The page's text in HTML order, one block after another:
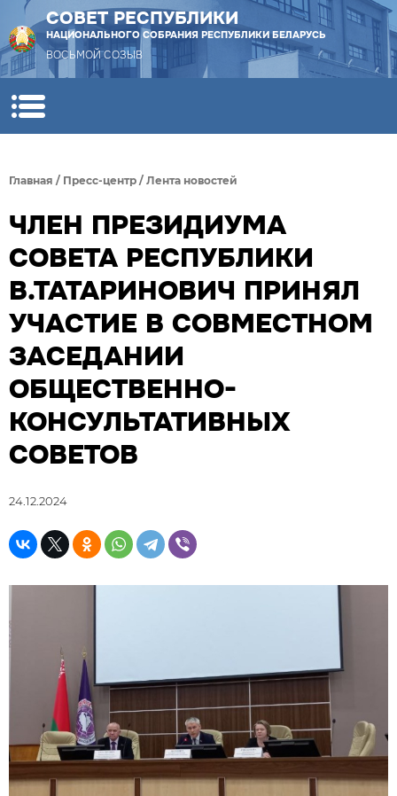
СОВЕТ РЕСПУБЛИКИ
НАЦИОНАЛЬНОГО СОБРАНИЯ РЕСПУБЛИКИ БЕЛАРУСЬ
ВОСЬМОЙ СОЗЫВ
Главная / Пресс-центр / Лента новостей
ЧЛЕН ПРЕЗИДИУМА
СОВЕТА РЕСПУБЛИКИ
В.ТАТАРИНОВИЧ ПРИНЯЛ
УЧАСТИЕ В СОВМЕСТНОМ
ЗАСЕДАНИИ
ОБЩЕСТВЕННО-
КОНСУЛЬТАТИВНЫХ
СОВЕТОВ
24.12.2024